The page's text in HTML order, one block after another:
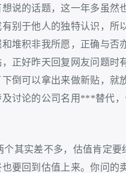
说的话题，这一年多虽然
别于他人的独特认识，所
堆积非我所愿，正确与否
正好昨天回复网友问题时
倒可以拿出来做新贴，就
及讨论的公司名用***替代
个其实差不多，估值肯定要
要回到估值上来。你问的